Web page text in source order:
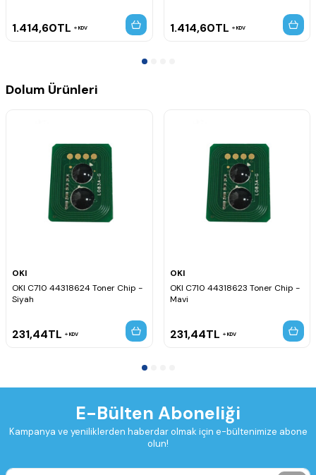
1.414,60TL KDV 1.414,60TL KDV
Dolum Ürünleri
OKI
OKI C710 44318624 Toner Chip -
Siyah
231,44TL KDV
OKI
OKI C710 44318623 Toner Chip -
Mavi
231,44TL KDV
E-Bülten Aboneliği
Kampanya ve yeniliklerden haberdar olmak için e-bültenimize abone
olun!